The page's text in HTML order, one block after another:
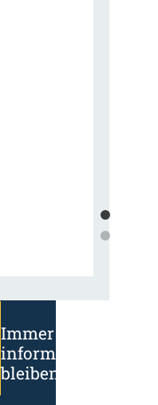
Immer
informiert
bleiben!